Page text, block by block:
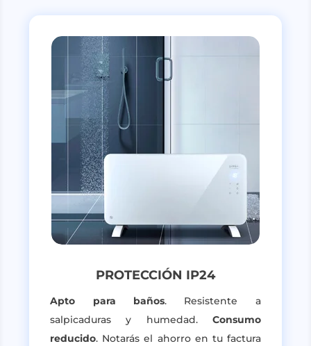
PROTECCIÓN IP24
Apto para baños. Resistente a
salpicaduras y humedad. Consumo
reducido. Notarás el ahorro en tu factura